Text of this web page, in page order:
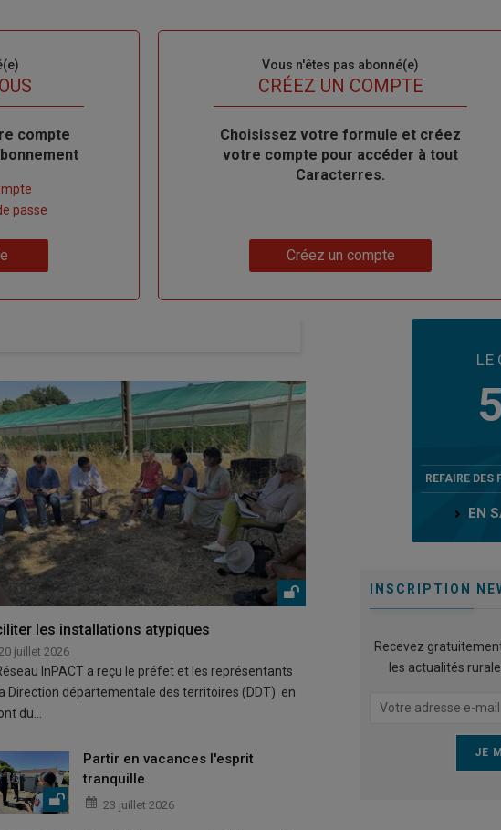
compte
passe
Vous n'êtes pas abonné(e)
TITRECRÉEZ UN COMPTE
Body
Choisissez votre formule et créez
votre compte pour accéder à tout
Caracterres.
Créez un compte
les installations atypiques
juillet 2026
InPACT a reçu le préfet et les représentants
Direction départementale des territoires (DDT) en
du…
Partir en vacances l'esprit
tranquille
23 juillet 2026
LE
REFAIRE DES
EN
INSCRIPTION
Recevez
les actualités